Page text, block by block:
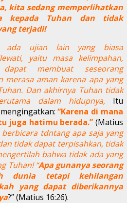
kita sedang memperlihatkan
kepada Tuhan dan tidak
terjadi!
ada ujian lain yang biasa
yaitu masa kelimpahan,
membuat seseorang
merasa aman karena apa yang
Dan akhirnya Tuhan tidak
dalam hidupnya, Itu
“Karena di mana
juga hatimu berada.” (Matius
tdntang apa saja yang
tidak dapat terpisahkan, tidak
bahwa tidak ada yang
Tuhan! “Apa gunanya seorang
dunia tetapi kehilangan
yang dapat diberikannya
?” (Matius 16:26).